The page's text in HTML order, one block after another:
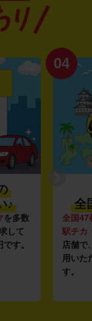
♪
を多数
して
す。
04
全
全国47
駅チカ
店舗で
用いた
す。